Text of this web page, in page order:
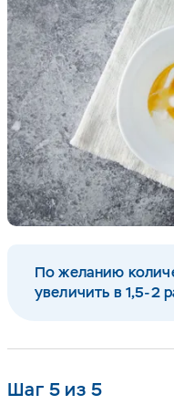
По желанию
увеличить в 1,5-2
Шаг 5 из 5